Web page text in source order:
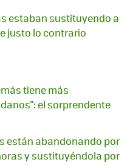
estaban sustituyendo a
justo lo contrario
tiene más
el sorprendente
están abandonando por
y sustituyéndola por